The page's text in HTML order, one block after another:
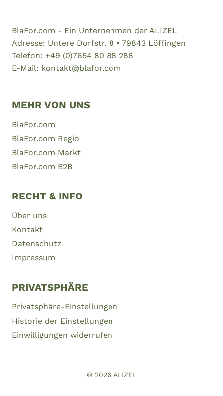
BlaFor.com - Ein Unternehmen der ALIZEL
Adresse: Untere Dorfstr. 8 • 79843 Löffingen
Telefon: +49 (0)7654 80 88 288
E-Mail: kontakt@blafor.com
MEHR VON UNS
BlaFor.com
BlaFor.com Regio
BlaFor.com Markt
BlaFor.com B2B
RECHT & INFO
Über uns
Kontakt
Datenschutz
Impressum
PRIVATSPHÄRE
Privatsphäre-Einstellungen
Historie der Einstellungen
Einwilligungen widerrufen
© 2026 ALIZEL